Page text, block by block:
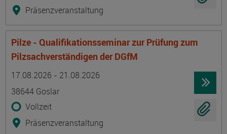
Präsenzveranstaltung
Pilze - Qualifikationsseminar zur Prüfung zum
Pilzsachverständigen der DGfM
17.08.2026 - 21.08.2026
38644 Goslar
Vollzeit
Präsenzveranstaltung